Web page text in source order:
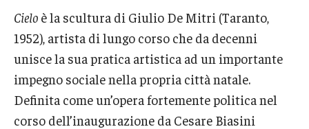
Cielo è la scultura di Giulio De Mitri (Taranto,
1952), artista di lungo corso che da decenni
unisce la sua pratica artistica ad un importante
impegno sociale nella propria città natale.
Definita come un’opera fortemente politica nel
corso dell’inaugurazione da Cesare Biasini